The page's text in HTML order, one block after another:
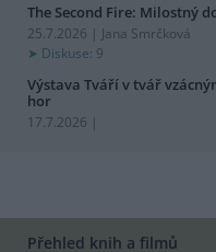
The Second Fire: Milostný
25.7.2026 | Jana Smrčková
Diskuse: 9
Výstava Tváří v tvář
hor
17.7.2026 |
Přehled knih a filmů